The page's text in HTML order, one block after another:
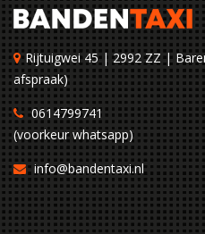
Rijtuigwei 45 | 2992 ZZ |
afspraak)
0614799741
(voorkeur whatsapp)
info@bandentaxi.nl